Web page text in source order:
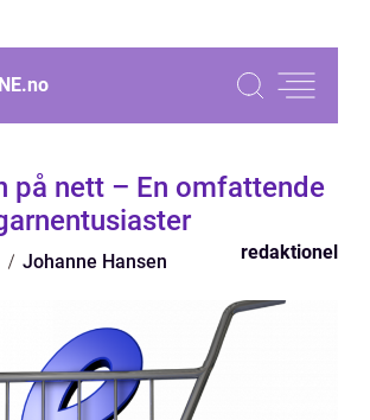
no
på nett – En omfattende
Johanne Hansen redaktionel